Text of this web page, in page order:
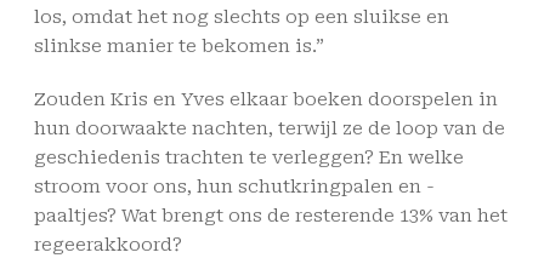
los, omdat het nog slechts op een sluikse en
slinkse manier te bekomen is.”
Zouden Kris en Yves elkaar boeken doorspelen in
hun doorwaakte nachten, terwijl ze de loop van de
geschiedenis trachten te verleggen? En welke
stroom voor ons, hun schutkringpalen en -
paaltjes? Wat brengt ons de resterende 13% van het
regeerakkoord?